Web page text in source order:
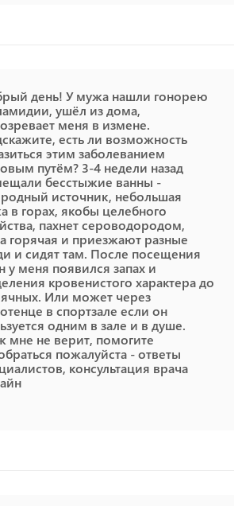
день! У мужа нашли гонорею
ушёл из дома,
меня в измене.
есть ли возможность
этим заболеванием
путём? 3-4 недели назад
бесстыжие ванны -
источник, небольшая
в горах, якобы целебного
пахнет сероводородом,
горячая и приезжают разные
и сидят там. После посещения
у меня появился запах и
кровенистого характера до
Или может через
в спортзале если он
одним в зале и в душе.
мне не верит, помогите
пожалуйста - ответы
консультация врача